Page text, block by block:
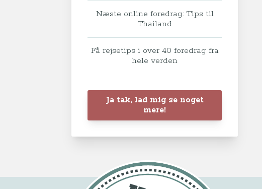
Næste online foredrag: Tips til
Thailand
Få rejsetips i over 40 foredrag fra
hele verden
Ja tak, lad mig se noget
mere!